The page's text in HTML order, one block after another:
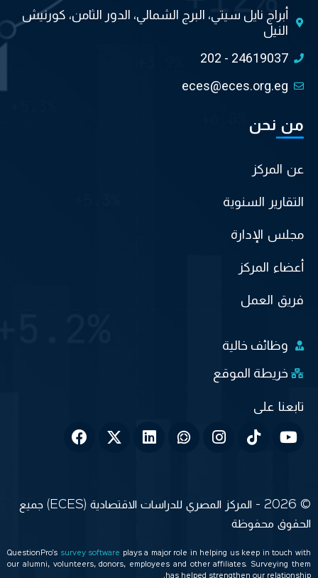
أبراج نايل سيتي، البرج الشمالي، الدور الثامن، كورنيش
النيل
202 - 24619037
eces@eces.org.eg
من نحن
عن المركز
التقارير السنوية
مجلس الإدارة
أعضاء المركز
فريق العمل
وظائف خالية
خريطة الموقع
© 2026 - المركز المصري للدراسات الاقتصادية (ECES) جميع
الحقوق محفوظة
QuestionPro’s survey software
plays a major role in helping us keep in touch with
our alumni, volunteers, donors, employees and other affiliates. Surveying them
has helped strengthen our relationship.